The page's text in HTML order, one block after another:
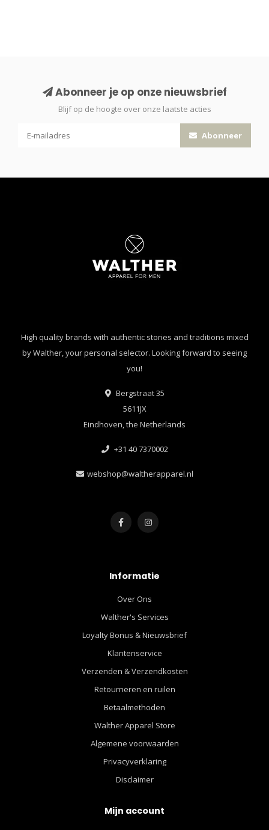
Abonneer je op onze nieuwsbrief
Blijf op de hoogte over onze laatste acties
Abonneer
High quality brands with authentic stories and traditions mixed
by Walther, your personal selector. Looking forward to seeing
you!
Bergstraat 35
5611JX
Eindhoven, the Netherlands
+31 40 7370002
webshop@waltherapparel.nl
Informatie
Over Ons
Walther's Services
Loyalty Bonus & Nieuwsbrief
Klantenservice
Verzenden & Verzendkosten
Retourneren en ruilen
Betaalmethoden
Walther Apparel Store
Algemene voorwaarden
Privacyverklaring
Disclaimer
Mijn account